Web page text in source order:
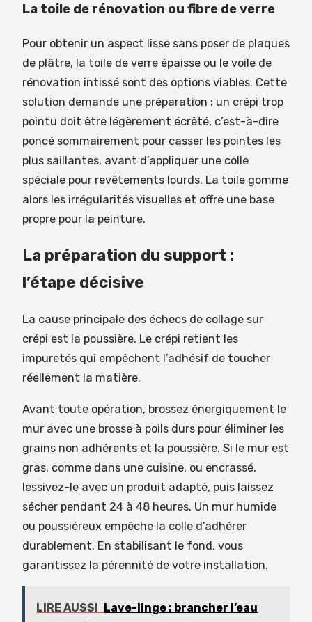
La toile de rénovation ou fibre de verre
Pour obtenir un aspect lisse sans poser de plaques
de plâtre, la toile de verre épaisse ou le voile de
rénovation intissé sont des options viables. Cette
solution demande une préparation : un crépi trop
pointu doit être légèrement écrêté, c’est-à-dire
poncé sommairement pour casser les pointes les
plus saillantes, avant d’appliquer une colle
spéciale pour revêtements lourds. La toile gomme
alors les irrégularités visuelles et offre une base
propre pour la peinture.
La préparation du support :
l’étape décisive
La cause principale des échecs de collage sur
crépi est la poussière. Le crépi retient les
impuretés qui empêchent l’adhésif de toucher
réellement la matière.
Avant toute opération, brossez énergiquement le
mur avec une brosse à poils durs pour éliminer les
grains non adhérents et la poussière. Si le mur est
gras, comme dans une cuisine, ou encrassé,
lessivez-le avec un produit adapté, puis laissez
sécher pendant 24 à 48 heures. Un mur humide
ou poussiéreux empêche la colle d’adhérer
durablement. En stabilisant le fond, vous
garantissez la pérennité de votre installation.
LIRE AUSSI Lave-linge : brancher l’eau